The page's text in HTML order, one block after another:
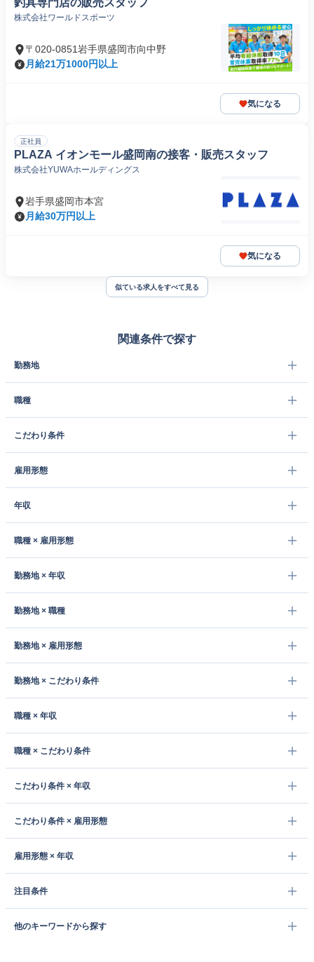
釣具専門店の販売スタッフ
株式会社ワールドスポーツ
〒020-0851岩手県盛岡市向中野
月給21万1000円以上
気になる
正社員
PLAZA イオンモール盛岡南の接客・販売スタッフ
株式会社YUWAホールディングス
岩手県盛岡市本宮
月給30万円以上
気になる
似ている求人をすべて見る
関連条件で探す
勤務地
職種
こだわり条件
雇用形態
年収
職種 × 雇用形態
勤務地 × 年収
勤務地 × 職種
勤務地 × 雇用形態
勤務地 × こだわり条件
職種 × 年収
職種 × こだわり条件
こだわり条件 × 年収
こだわり条件 × 雇用形態
雇用形態 × 年収
注目条件
他のキーワードから探す